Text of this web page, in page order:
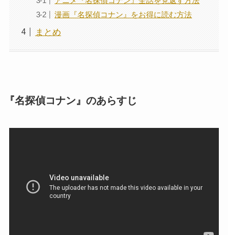
漫画『名探偵コナン』をお得に読む方法
まとめ
『名探偵コナン』のあらすじ